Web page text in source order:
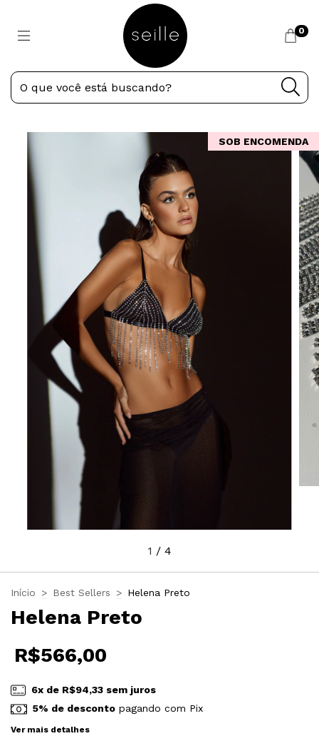
0
SOB ENCOMENDA
1 / 4
Início > Best Sellers > Helena Preto
Helena Preto
R$566,00
6x de R$94,33sem juros
5% de desconto pagando com Pix
Ver mais detalhes